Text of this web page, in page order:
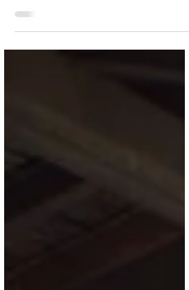
Por Vicente Mendoza. La primera recomendación